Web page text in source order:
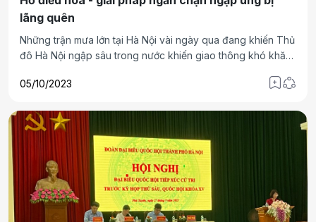
lãng quên
Những trận mưa lớn tại Hà Nội vài ngày qua đang khiến Thủ
đô Hà Nội ngập sâu trong nước khiến giao thông khó khăn,
05/10/2023